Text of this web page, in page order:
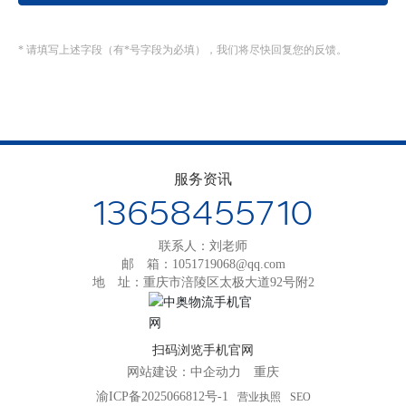
* 请填写上述字段（有*号字段为必填），我们将尽快回复您的反馈。
服务资讯
13658455710
联系人：刘老师
邮 箱： 1051719068@qq.com
地 址：重庆市涪陵区太极大道92号附2
扫码浏览手机官网
网站建设： 中企动力
重庆
渝ICP备2025066812号-1
营业执照 SEO